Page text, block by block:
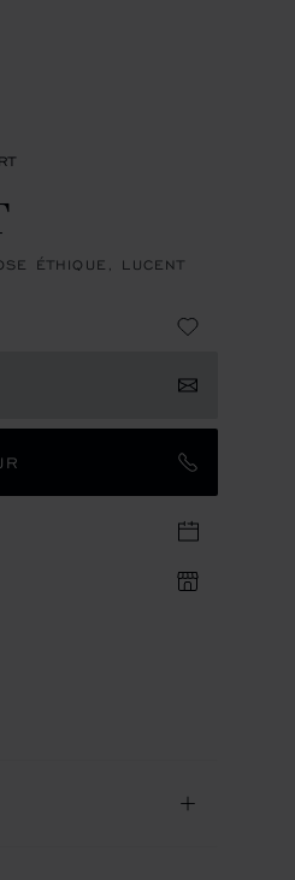
ÉTHIQUE, LUCENT